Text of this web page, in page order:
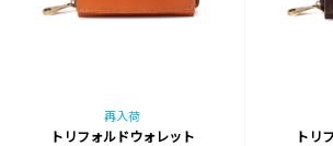
再入荷
トリフォルドウォレット
トリ